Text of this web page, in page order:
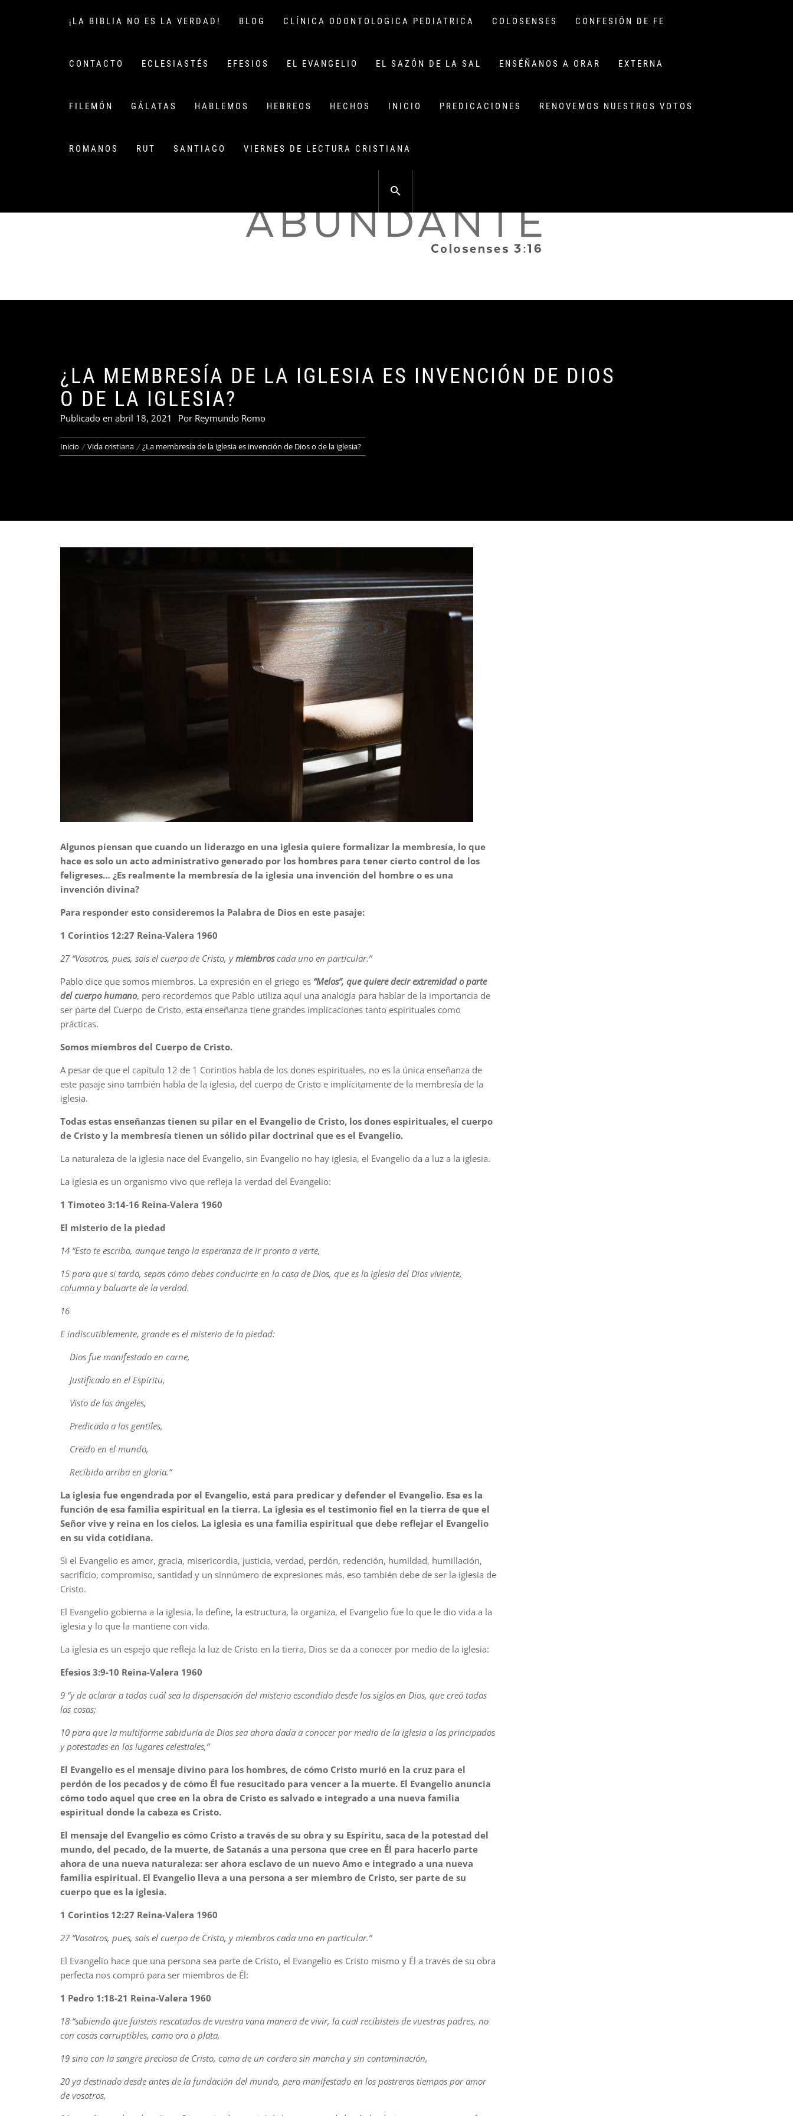
¡LA BIBLIA NO ES LA VERDAD! BLOG CLÍNICA ODONTOLOGICA PEDIATRICA COLOSENSES CONFESIÓN DE FE
CONTACTO ECLESIASTÉS EFESIOS EL EVANGELIO EL SAZÓN DE LA SAL ENSÉÑANOS A ORAR EXTERNA
FILEMÓN GÁLATAS HABLEMOS HEBREOS HECHOS INICIO PREDICACIONES RENOVEMOS NUESTROS VOTOS
ROMANOS RUT SANTIAGO VIERNES DE LECTURA CRISTIANA
PALABRA ABUNDANTE
¿LA MEMBRESÍA DE LA IGLESIA ES INVENCIÓN DE DIOS
O DE LA IGLESIA?
Publicado en abril 18, 2021 Por Reymundo Romo
Inicio Vida cristiana ¿La membresía de la iglesia es invención de Dios o de la iglesia?
Algunos piensan que cuando un liderazgo en una iglesia quiere formalizar la membresía, lo que
hace es solo un acto administrativo generado por los hombres para tener cierto control de los
feligreses… ¿Es realmente la membresía de la iglesia una invención del hombre o es una
invención divina?
Para responder esto consideremos la Palabra de Dios en este pasaje:
1 Corintios 12:27 Reina-Valera 1960
27 “Vosotros, pues, sois el cuerpo de Cristo, ymiembroscada uno en particular.”
Pablo dice que somos miembros. La expresión en el griego es “Melos”, que quiere decir extremidad o parte
del cuerpo humano, pero recordemos que Pablo utiliza aquí una analogía para hablar de la importancia de
ser parte del Cuerpo de Cristo, esta enseñanza tiene grandes implicaciones tanto espirituales como
prácticas.
Somos miembros del Cuerpo de Cristo.
A pesar de que el capítulo 12 de 1 Corintios habla de los dones espirituales, no es la única enseñanza de
este pasaje sino también habla de la iglesia, del cuerpo de Cristo e implícitamente de la membresía de la
iglesia.
Todas estas enseñanzas tienen su pilar en el Evangelio de Cristo, los dones espirituales, el cuerpo
de Cristo y la membresía tienen un sólido pilar doctrinal que es el Evangelio.
La naturaleza de la iglesia nace del Evangelio, sin Evangelio no hay iglesia, el Evangelio da a luz a la iglesia.
La iglesia es un organismo vivo que refleja la verdad del Evangelio:
1 Timoteo 3:14-16 Reina-Valera 1960
El misterio de la piedad
14 “Esto te escribo, aunque tengo la esperanza de ir pronto a verte,
15 para que si tardo, sepas cómo debes conducirte en la casa de Dios, que es la iglesia del Dios viviente,
columna y baluarte de la verdad.
16
E indiscutiblemente, grande es el misterio de la piedad:
Dios fue manifestado en carne,
Justificado en el Espíritu,
Visto de los ángeles,
Predicado a los gentiles,
Creído en el mundo,
Recibido arriba en gloria.”
La iglesia fue engendrada por el Evangelio, está para predicar y defender el Evangelio. Esa es la
función de esa familia espiritual en la tierra. La iglesia es el testimonio fiel en la tierra de que el
Señor vive y reina en los cielos. La iglesia es una familia espiritual que debe reflejar el Evangelio
en su vida cotidiana.
Si el Evangelio es amor, gracia, misericordia, justicia, verdad, perdón, redención, humildad, humillación,
sacrificio, compromiso, santidad y un sinnúmero de expresiones más, eso también debe de ser la iglesia de
Cristo.
El Evangelio gobierna a la iglesia, la define, la estructura, la organiza, el Evangelio fue lo que le dio vida a la
iglesia y lo que la mantiene con vida.
La iglesia es un espejo que refleja la luz de Cristo en la tierra, Dios se da a conocer por medio de la iglesia:
Efesios 3:9-10 Reina-Valera 1960
9 “y de aclarar a todos cuál sea la dispensación del misterio escondido desde los siglos en Dios, que creó todas
las cosas;
10 para que la multiforme sabiduría de Dios sea ahora dada a conocer por medio de la iglesia a los principados
y potestades en los lugares celestiales,”
El Evangelio es el mensaje divino para los hombres, de cómo Cristo murió en la cruz para el
perdón de los pecados y de cómo Él fue resucitado para vencer a la muerte. El Evangelio anuncia
cómo todo aquel que cree en la obra de Cristo es salvado e integrado a una nueva familia
espiritual donde la cabeza es Cristo.
El mensaje del Evangelio es cómo Cristo a través de su obra y su Espíritu, saca de la potestad del
mundo, del pecado, de la muerte, de Satanás a una persona que cree en Él para hacerlo parte
ahora de una nueva naturaleza: ser ahora esclavo de un nuevo Amo e integrado a una nueva
familia espiritual. El Evangelio lleva a una persona a ser miembro de Cristo, ser parte de su
cuerpo que es la iglesia.
1 Corintios 12:27 Reina-Valera 1960
27 “Vosotros, pues, sois el cuerpo de Cristo, y miembros cada uno en particular.”
El Evangelio hace que una persona sea parte de Cristo, el Evangelio es Cristo mismo y Él a través de su obra
perfecta nos compró para ser miembros de Él:
1 Pedro 1:18-21 Reina-Valera 1960
18 “sabiendo que fuisteis rescatados de vuestra vana manera de vivir, la cual recibisteis de vuestros padres, no
con cosas corruptibles, como oro o plata,
19 sino con la sangre preciosa de Cristo, como de un cordero sin mancha y sin contaminación,
20 ya destinado desde antes de la fundación del mundo, pero manifestado en los postreros tiempos por amor
de vosotros,